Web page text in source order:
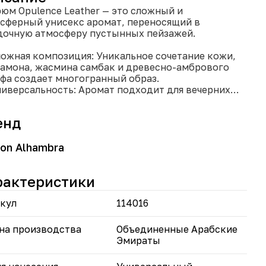
Opulence Leather — это сложный и
унисекс аромат, переносящий в
атмосферу пустынных пейзажей.
композиция: Уникальное сочетание кожи,
жасмина самбак и древесно-амбрового
создает многогранный образ.
Аромат подходит для вечерних
длительное звучание.
Смелое сочетание кожи,
и цветов подчеркивает уверенность и
Opulence Leather вы будете чувствовать
загадочно, уверенно и неотразимо в любой
Alhambra
114016
производства
Объединенные Арабские
Эмираты